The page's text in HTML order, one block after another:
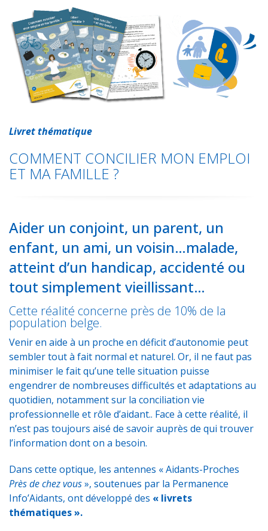
e
b
o
o
k
a
t
s
A
p
p
i
t
t
e
r
n
k
e
d
I
n
a
i
l
t
a
g
e
r
Livret thématique
COMMENT CONCILIER MON EMPLOI
ET MA FAMILLE ?
Aider un conjoint, un parent, un
enfant, un ami, un voisin…malade,
atteint d’un handicap, accidenté ou
tout simplement vieillissant…
Cette réalité concerne près de 10% de la
population belge.
Venir en aide à un proche en déficit d’autonomie peut
sembler tout à fait normal et naturel. Or, il ne faut pas
minimiser le fait qu’une telle situation puisse
engendrer de nombreuses difficultés et adaptations au
quotidien, notamment sur la conciliation vie
professionnelle et rôle d’aidant.. Face à cette réalité, il
n’est pas toujours aisé de savoir auprès de qui trouver
l’information dont on a besoin.
Dans cette optique, les antennes « Aidants-Proches
Près de chez vous», soutenues par la Permanence
Info’Aidants, ont développé des « livrets
thématiques».